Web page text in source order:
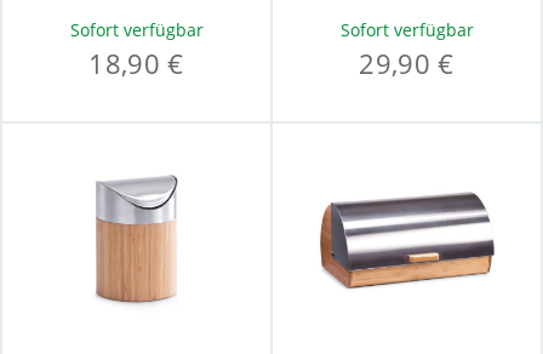
Sofort verfügbar
18,90 €
Sofort verfügbar
29,90 €